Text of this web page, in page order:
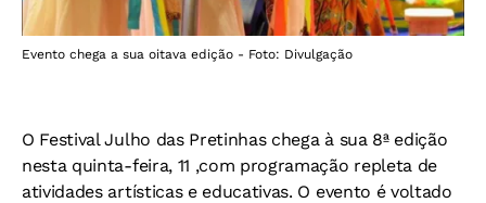
Evento chega a sua oitava edição - Foto: Divulgação
O Festival Julho das Pretinhas chega à sua 8ª edição
nesta quinta-feira, 11 ,com programação repleta de
atividades artísticas e educativas. O evento é voltado